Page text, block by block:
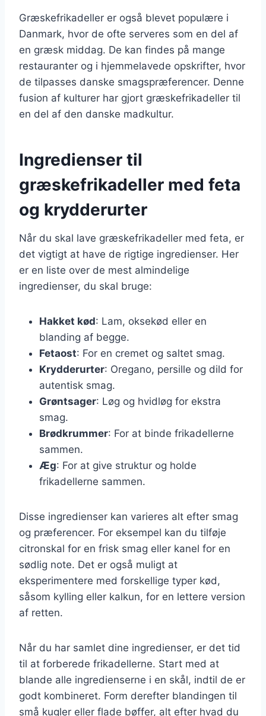
Græskefrikadeller er også blevet populære i
Danmark, hvor de ofte serveres som en del af
en græsk middag. De kan findes på mange
restauranter og i hjemmelavede opskrifter, hvor
de tilpasses danske smagspræferencer. Denne
fusion af kulturer har gjort græskefrikadeller til
en del af den danske madkultur.
Ingredienser til
græskefrikadeller med feta
og krydderurter
Når du skal lave græskefrikadeller med feta, er
det vigtigt at have de rigtige ingredienser. Her
er en liste over de mest almindelige
ingredienser, du skal bruge:
Hakket kød: Lam, oksekød eller en
blanding af begge.
Fetaost: For en cremet og saltet smag.
Krydderurter: Oregano, persille og dild for
autentisk smag.
Grøntsager: Løg og hvidløg for ekstra
smag.
Brødkrummer: For at binde frikadellerne
sammen.
Æg: For at give struktur og holde
frikadellerne sammen.
Disse ingredienser kan varieres alt efter smag
og præferencer. For eksempel kan du tilføje
citronskal for en frisk smag eller kanel for en
sødlig note. Det er også muligt at
eksperimentere med forskellige typer kød,
såsom kylling eller kalkun, for en lettere version
af retten.
Når du har samlet dine ingredienser, er det tid
til at forberede frikadellerne. Start med at
blande alle ingredienserne i en skål, indtil de er
godt kombineret. Form derefter blandingen til
små kugler eller flade bøffer, alt efter hvad du